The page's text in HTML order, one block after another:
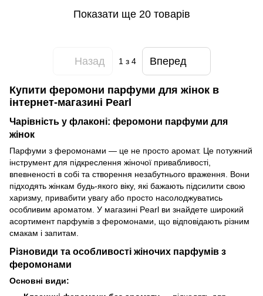
Показати ще 20 товарів
Назад 1 з 4 Вперед
Купити феромони парфуми для жінок в
інтернет-магазині Pearl
Чарівність у флаконі: феромони парфуми для
жінок
Парфуми з феромонами — це не просто аромат. Це потужний
інструмент для підкреслення жіночої привабливості,
впевненості в собі та створення незабутнього враження. Вони
підходять жінкам будь-якого віку, які бажають підсилити свою
харизму, привабити увагу або просто насолоджуватись
особливим ароматом. У магазині Pearl ви знайдете широкий
асортимент парфумів з феромонами, що відповідають різним
смакам і запитам.
Різновиди та особливості жіночих парфумів з
феромонами
Основні види: